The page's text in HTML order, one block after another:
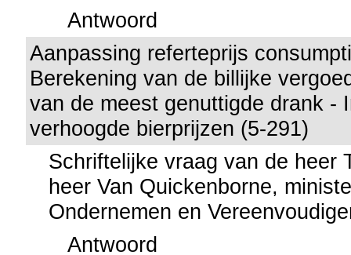
Antwoord
Aanpassing referteprijs
Berekening van de billijke
van de meest genuttigde drank -
verhoogde bierprijzen (5-291)
Schriftelijke vraag van de heer
heer Van Quickenborne,
Ondernemen en
Antwoord